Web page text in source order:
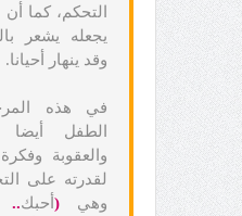
التحكم، كما
يجعله يشعر
وقد ينهار أحيانا.
في هذه
الطفل أيضا
والعقوبة وفكرة
لقدرته على
وهي ( أحبك..